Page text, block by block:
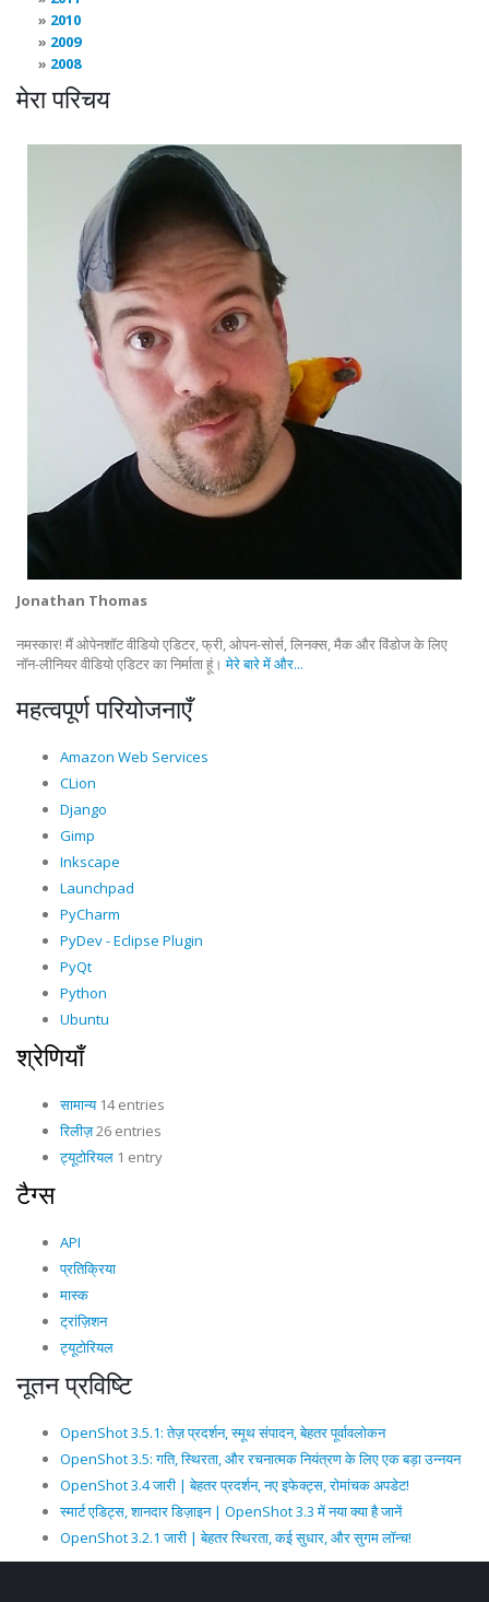
2010
2009
2008
मेरा परिचय
Jonathan Thomas
नमस्कार! मैं ओपेनशॉट वीडियो एडिटर, फ्री, ओपन-सोर्स, लिनक्स, मैक और विंडोज के लिए
नॉन-लीनियर वीडियो एडिटर का निर्माता हूं।मेरे बारे में और...
महत्वपूर्ण परियोजनाएँ
Amazon Web Services
CLion
Django
Gimp
Inkscape
Launchpad
PyCharm
PyDev - Eclipse Plugin
PyQt
Python
Ubuntu
श्रेणियाँ
सामान्य14 entries
रिलीज़26 entries
ट्यूटोरियल 1 entry
टैग्स
API
प्रतिक्रिया
मास्क
ट्रांज़िशन
ट्यूटोरियल
नूतन प्रविष्टि
OpenShot 3.5.1: तेज़ प्रदर्शन, स्मूथ संपादन, बेहतर पूर्वावलोकन
OpenShot 3.5: गति, स्थिरता, और रचनात्मक नियंत्रण के लिए एक बड़ा उन्नयन
OpenShot 3.4 जारी | बेहतर प्रदर्शन, नए इफेक्ट्स, रोमांचक अपडेट!
स्मार्ट एडिट्स, शानदार डिज़ाइन | OpenShot 3.3 में नया क्या है जानें
OpenShot 3.2.1 जारी | बेहतर स्थिरता, कई सुधार, और सुगम लॉन्च!